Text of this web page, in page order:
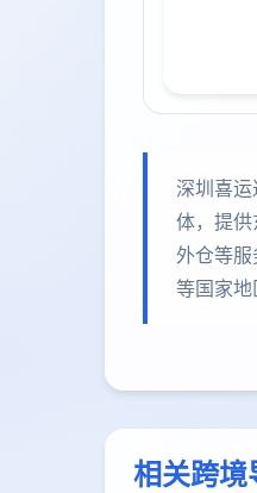
深圳喜
体，提
外仓等
等国家
相关跨境